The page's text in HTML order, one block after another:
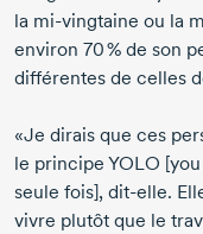
la mi-vingtaine ou la
environ 70 % de son
différentes de celles
«Je dirais que ces
le principe YOLO
seule fois], dit-elle.
vivre plutôt que le